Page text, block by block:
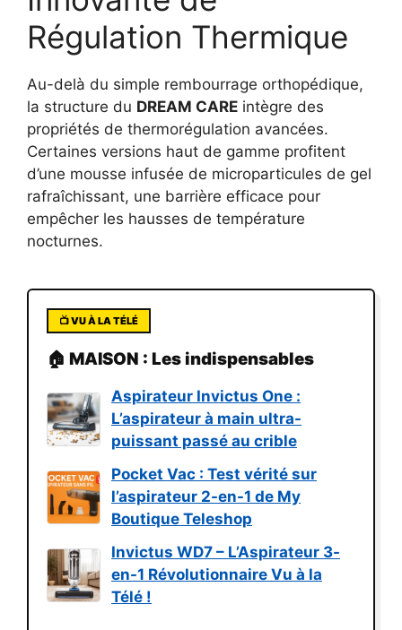
Régulation Thermique
Au-delà du simple rembourrage orthopédique,
la structure du DREAM CARE intègre des
propriétés de thermorégulation avancées.
Certaines versions haut de gamme profitent
d’une mousse infusée de microparticules de gel
rafraîchissant, une barrière efficace pour
empêcher les hausses de température
nocturnes.
📺 VU À LA TÉLÉ
🏠 MAISON : Les indispensables
Aspirateur Invictus One :
L’aspirateur à main ultra-
puissant passé au crible
Pocket Vac : Test vérité sur
l’aspirateur 2-en-1 de My
Boutique Teleshop
Invictus WD7 – L’Aspirateur 3-
en-1 Révolutionnaire Vu à la
Télé !